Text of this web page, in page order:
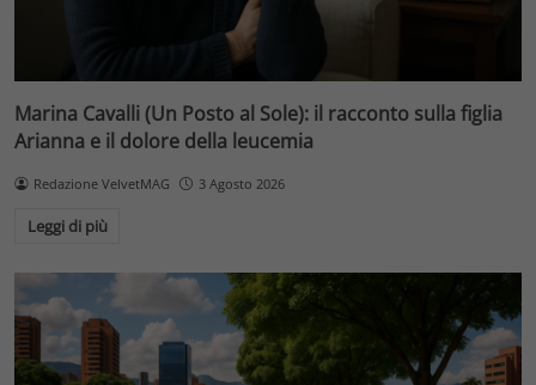
Marina Cavalli (Un Posto al Sole): il racconto sulla figlia
Arianna e il dolore della leucemia
Redazione VelvetMAG 3 Agosto 2026
Leggi di più